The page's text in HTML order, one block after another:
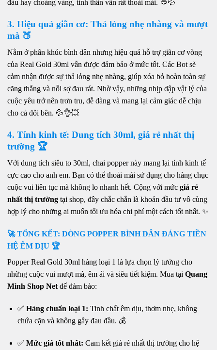
đầu hay choáng váng, tinh thần vẫn rất thoải mái. 🫦💦
3. Hiệu quả giãn cơ: Thả lỏng nhẹ nhàng và mượt
mà 🍑
Nằm ở phân khúc bình dân nhưng hiệu quả hỗ trợ giãn cơ vòng
của Real Gold 30ml vẫn được đảm bảo ở mức tốt. Các Bot sẽ
cảm nhận được sự thả lỏng nhẹ nhàng, giúp xóa bỏ hoàn toàn sự
căng thẳng và nỗi sợ đau rát. Nhờ vậy, những nhịp dập vật lý của
cuộc yêu trở nên trơn tru, dễ dàng và mang lại cảm giác dễ chịu
cho cả đôi bên. 💦👌💥
4. Tính kinh tế: Dung tích 30ml, giá rẻ nhất thị
trường 🏆
Với dung tích siêu to 30ml, chai popper này mang lại tính kinh tế
cực cao cho anh em. Bạn có thể thoải mái sử dụng cho hàng chục
cuộc vui liên tục mà không lo nhanh hết. Cộng với mức giá rẻ
nhất thị trường tại shop, đây chắc chắn là khoản đầu tư vô cùng
hợp lý cho những ai muốn tối ưu hóa chi phí một cách tốt nhất. ✨
🚀 TỔNG KẾT: DÒNG POPPER BÌNH DÂN ĐÁNG TIỀN
HỆ ÊM DỊU 🏆
Popper Real Gold 30ml hàng loại 1 là lựa chọn lý tưởng cho
những cuộc vui mượt mà, êm ái và siêu tiết kiệm. Mua tại Quang
Minh Shop Net để đảm bảo:
✅ Hàng chuẩn loại 1: Tinh chất êm dịu, thơm nhẹ, không
chứa cặn và không gây đau đầu. 💰
✅ Mức giá tốt nhất: Cam kết giá rẻ nhất thị trường cho hệ